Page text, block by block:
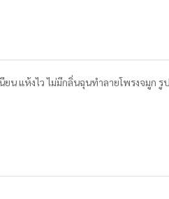
น แห้งไว ไม่มีกลิ่นฉุนทำลายโพรงจมูก